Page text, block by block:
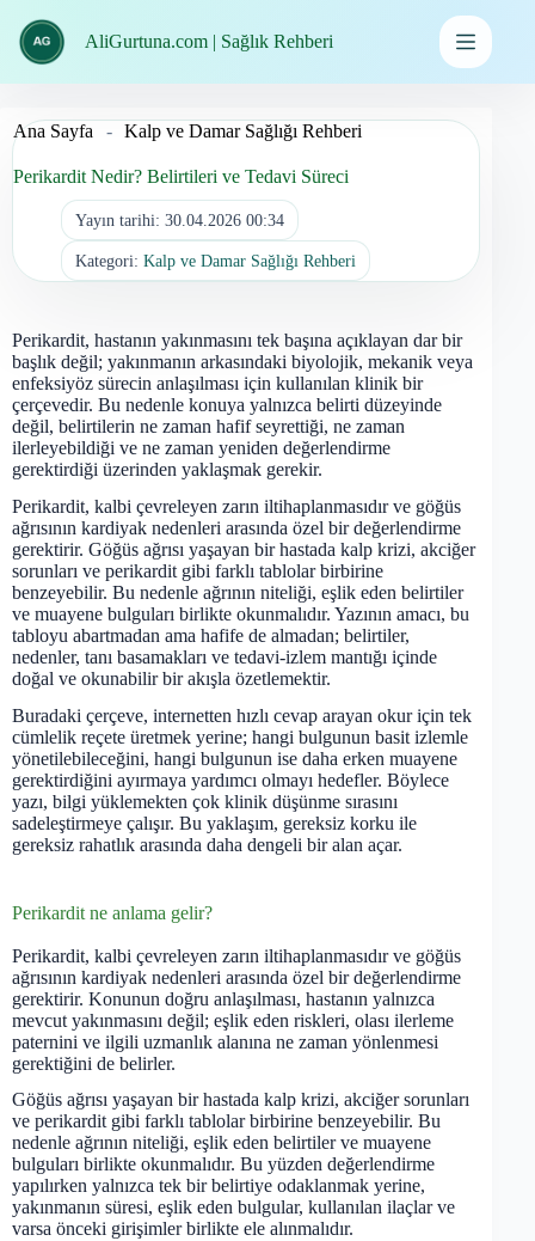
geç
AliGurtuna.com | Sağlık Rehberi
Ana Sayfa - Kalp ve Damar Sağlığı Rehberi
Perikardit Nedir? Belirtileri ve Tedavi Süreci
Yayın tarihi: 30.04.2026 00:34
Kategori: Kalp ve Damar Sağlığı Rehberi
Perikardit, hastanın yakınmasını tek başına açıklayan dar bir
başlık değil; yakınmanın arkasındaki biyolojik, mekanik veya
enfeksiyöz sürecin anlaşılması için kullanılan klinik bir
çerçevedir. Bu nedenle konuya yalnızca belirti düzeyinde
değil, belirtilerin ne zaman hafif seyrettiği, ne zaman
ilerleyebildiği ve ne zaman yeniden değerlendirme
gerektirdiği üzerinden yaklaşmak gerekir.
Perikardit, kalbi çevreleyen zarın iltihaplanmasıdır ve göğüs
ağrısının kardiyak nedenleri arasında özel bir değerlendirme
gerektirir. Göğüs ağrısı yaşayan bir hastada kalp krizi, akciğer
sorunları ve perikardit gibi farklı tablolar birbirine
benzeyebilir. Bu nedenle ağrının niteliği, eşlik eden belirtiler
ve muayene bulguları birlikte okunmalıdır. Yazının amacı, bu
tabloyu abartmadan ama hafife de almadan; belirtiler,
nedenler, tanı basamakları ve tedavi-izlem mantığı içinde
doğal ve okunabilir bir akışla özetlemektir.
Buradaki çerçeve, internetten hızlı cevap arayan okur için tek
cümlelik reçete üretmek yerine; hangi bulgunun basit izlemle
yönetilebileceğini, hangi bulgunun ise daha erken muayene
gerektirdiğini ayırmaya yardımcı olmayı hedefler. Böylece
yazı, bilgi yüklemekten çok klinik düşünme sırasını
sadeleştirmeye çalışır. Bu yaklaşım, gereksiz korku ile
gereksiz rahatlık arasında daha dengeli bir alan açar.
Perikardit ne anlama gelir?
Perikardit, kalbi çevreleyen zarın iltihaplanmasıdır ve göğüs
ağrısının kardiyak nedenleri arasında özel bir değerlendirme
gerektirir. Konunun doğru anlaşılması, hastanın yalnızca
mevcut yakınmasını değil; eşlik eden riskleri, olası ilerleme
paternini ve ilgili uzmanlık alanına ne zaman yönlenmesi
gerektiğini de belirler.
Göğüs ağrısı yaşayan bir hastada kalp krizi, akciğer sorunları
ve perikardit gibi farklı tablolar birbirine benzeyebilir. Bu
nedenle ağrının niteliği, eşlik eden belirtiler ve muayene
bulguları birlikte okunmalıdır. Bu yüzden değerlendirme
yapılırken yalnızca tek bir belirtiye odaklanmak yerine,
yakınmanın süresi, eşlik eden bulgular, kullanılan ilaçlar ve
varsa önceki girişimler birlikte ele alınmalıdır.